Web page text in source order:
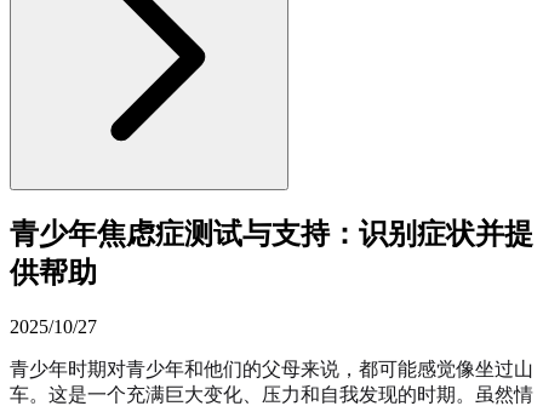
青少年焦虑症测试与支持：识别症状并提
供帮助
2025/10/27
青少年时期对青少年和他们的父母来说，都可能感觉像坐过山
车。这是一个充满巨大变化、压力和自我发现的时期。虽然情